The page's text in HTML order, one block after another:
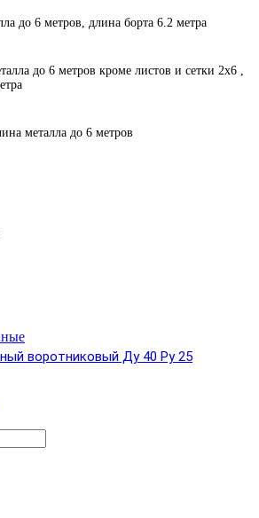
до 6 метров, длина борта 6.2 метра
до 6 метров кроме листов и сетки 2х6 ,
металла до 6 метров
воротниковый Ду 40 Ру 25